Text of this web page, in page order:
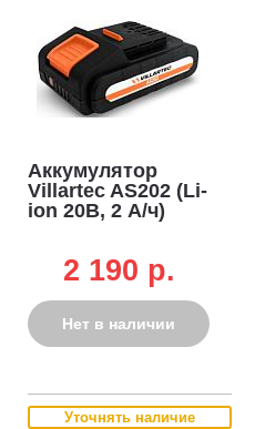
Аккумулятор
Villartec AS202 (Li-
ion 20В, 2 А/ч)
2 190 p.
Нет в наличии
Уточнять наличие